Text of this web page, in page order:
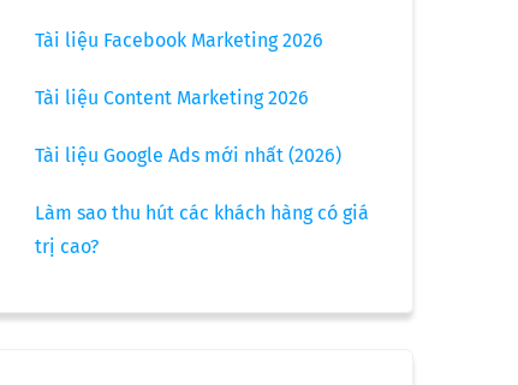
Tài liệu Facebook Marketing 2026
Tài liệu Content Marketing 2026
Tài liệu Google Ads mới nhất (2026)
Làm sao thu hút các khách hàng có giá
trị cao?